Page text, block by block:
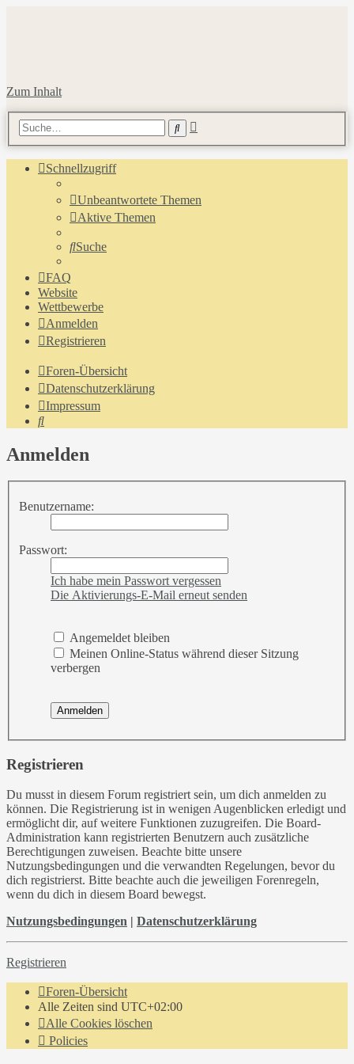
Zum Inhalt
Suche
Schnellzugriff
Unbeantwortete Themen
Aktive Themen
Suche
FAQ
Website
Wettbewerbe
Anmelden
Registrieren
Foren-Übersicht
Datenschutzerklärung
Impressum
Suche
Anmelden
Benutzername:
Passwort:
Ich habe mein Passwort vergessen
Die Aktivierungs-E-Mail erneut senden
Angemeldet bleiben
Meinen Online-Status während dieser Sitzung
verbergen
Registrieren
Du musst in diesem Forum registriert sein, um dich anmelden zu
können. Die Registrierung ist in wenigen Augenblicken erledigt und
ermöglicht dir, auf weitere Funktionen zuzugreifen. Die Board-
Administration kann registrierten Benutzern auch zusätzliche
Berechtigungen zuweisen. Beachte bitte unsere
Nutzungsbedingungen und die verwandten Regelungen, bevor du
dich registrierst. Bitte beachte auch die jeweiligen Forenregeln,
wenn du dich in diesem Board bewegst.
Nutzungsbedingungen | Datenschutzerklärung
Registrieren
Foren-Übersicht
Alle Zeiten sind UTC+02:00
Alle Cookies löschen
Policies